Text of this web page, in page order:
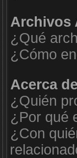
Archivos
¿Qué
¿Cómo
Acerca
¿Quién
¿Por qué
¿Con